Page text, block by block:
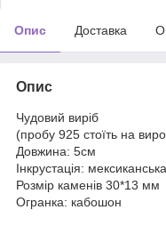
Опис Доставка
Опис
Чудовий виріб
(пробу 925 стоїть на
Довжина: 5см
Інкрустація:
Розмір каменів 30*13 мм
Огранка: кабошон